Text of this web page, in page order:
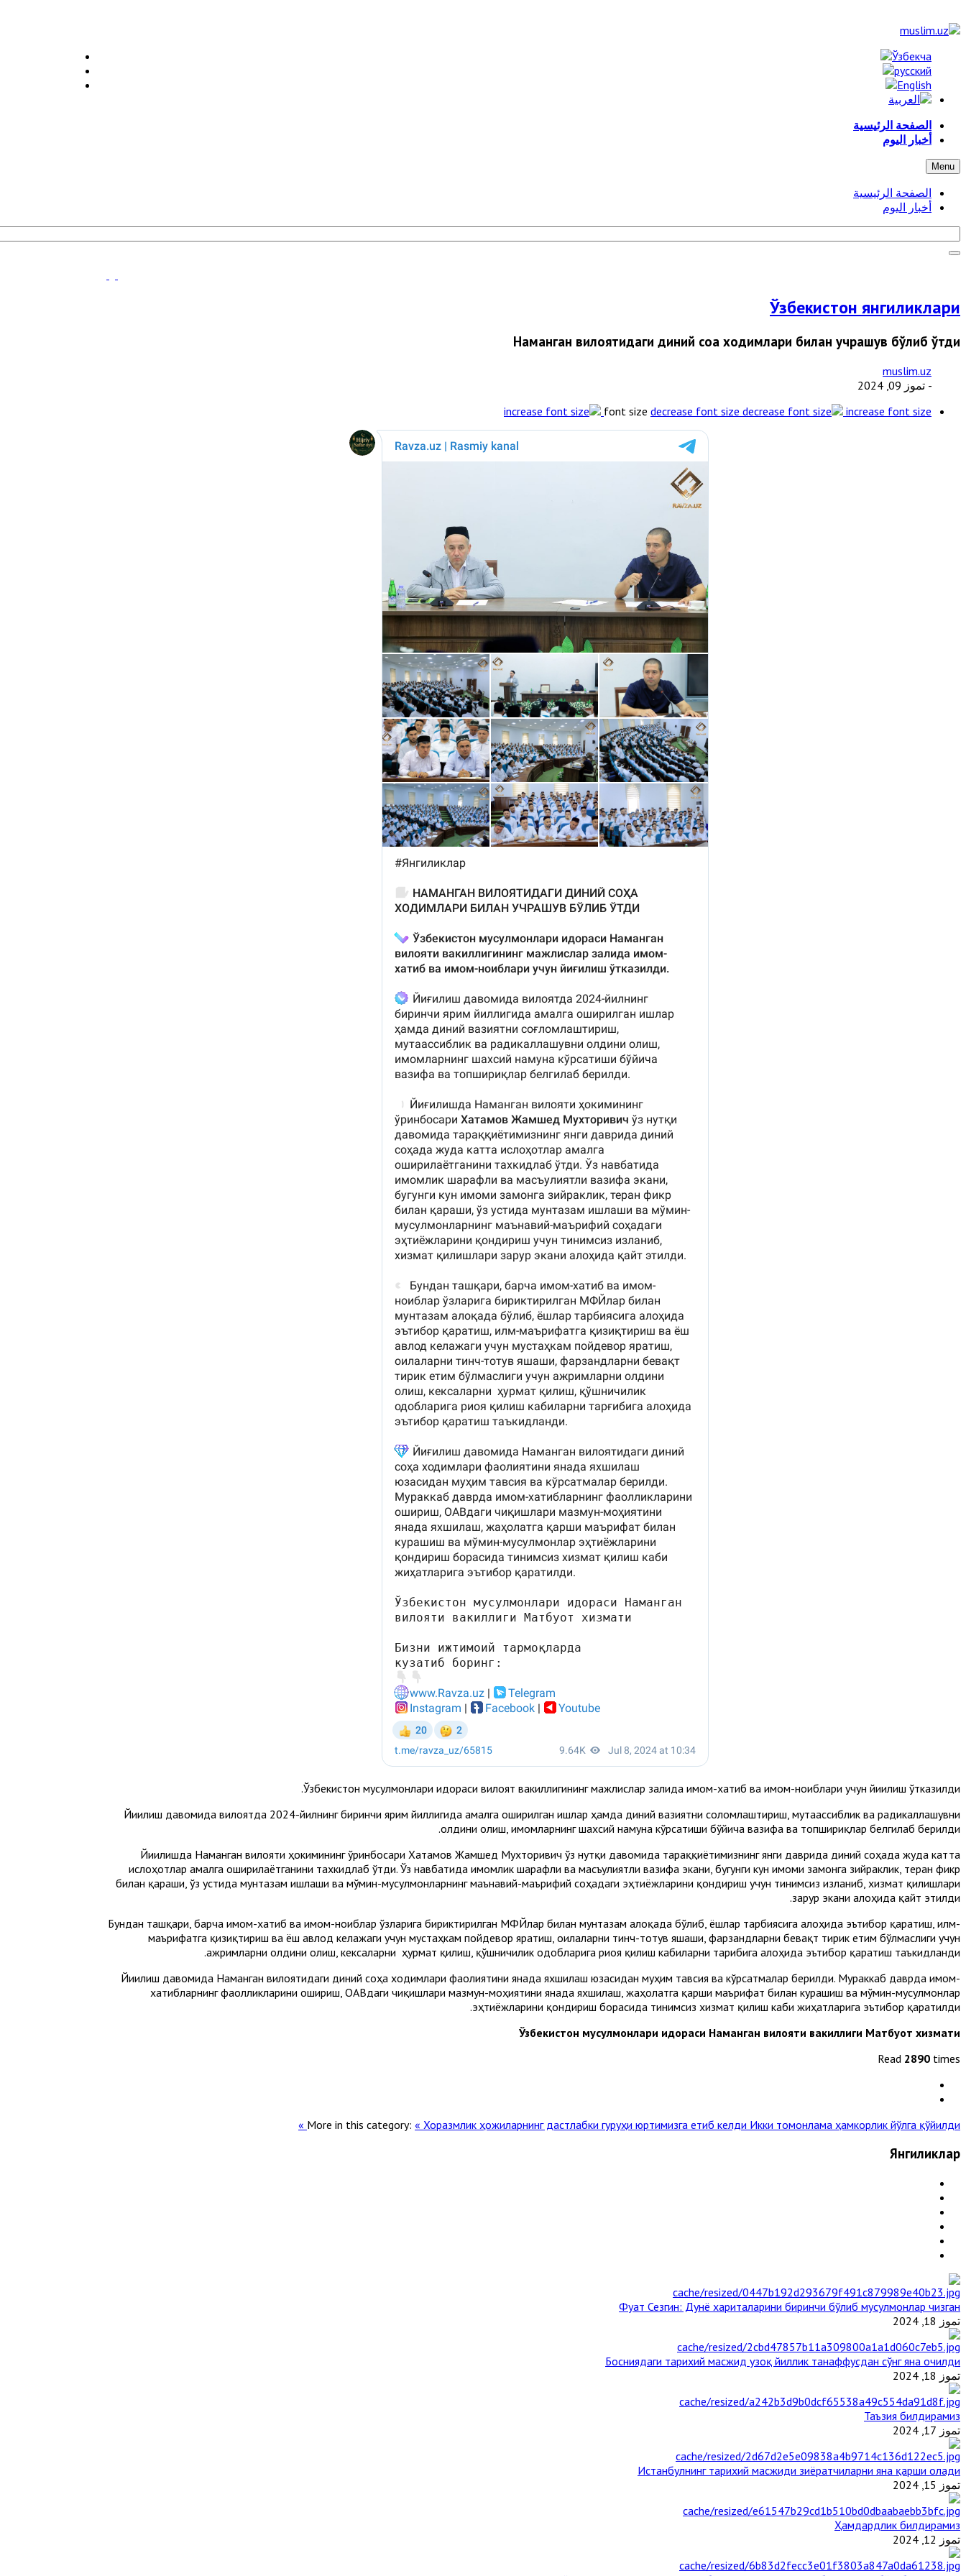
الصفحة الرئيسية
أخبار اليوم
Menu
الصفحة الرئيسية
أخبار اليوم
Ўзбекистон янгиликлари
Наманган вилоятидаги диний соҳа ходимлари билан учрашув бўлиб ўтди
muslim.uz
- تموز 09, 2024
font size decrease font size increase font size
Ўзбекистон мусулмонлари идораси вилоят вакиллигининг мажлислар залида имом-хатиб ва имом-ноиблари учун йиғилиш ўтказилди.
Йиғилиш давомида вилоятда 2024-йилнинг биринчи ярим йиллигида амалга оширилган ишлар ҳамда диний вазиятни соғломлаштириш, мутаассиблик ва радикаллашувни
олдини олиш, имомларнинг шахсий намуна кўрсатиши бўйича вазифа ва топшириқлар белгилаб берилди.
Йиғилишда Наманган вилояти ҳокимининг ўринбосари Хатамов Жамшед Мухторивич ўз нутқи давомида тараққиётимизнинг янги даврида диний соҳада жуда катта
ислоҳотлар амалга оширилаётганини тахкидлаб ўтди. Ўз навбатида имомлик шарафли ва масъулиятли вазифа экани, бугунги кун имоми замонга зийраклик, теран фикр
билан қараши, ўз устида мунтазам ишлаши ва мўмин-мусулмонларнинг маънавий-маърифий соҳадаги эҳтиёжларини қондириш учун тинимсиз изланиб, хизмат қилишлари
зарур экани алоҳида қайт этилди.
Бундан ташқари, барча имом-хатиб ва имом-ноиблар ўзларига бириктирилган МФЙлар билан мунтазам алоқада бўлиб, ёшлар тарбиясига алоҳида эътибор қаратиш, илм-
маърифатга қизиқтириш ва ёш авлод келажаги учун мустаҳкам пойдевор яратиш, оилаларни тинч-тотув яшаши, фарзандларни бевақт тирик етим бўлмаслиги учун
ажримларни олдини олиш, кексаларни ҳурмат қилиш, қўшничилик одобларига риоя қилиш кабиларни тарғибига алоҳида эътибор қаратиш таъкидланди.
Йиғилиш давомида Наманган вилоятидаги диний соҳа ходимлари фаолиятини янада яхшилаш юзасидан муҳим тавсия ва кўрсатмалар берилди. Мураккаб даврда имом-
хатибларнинг фаолликларини ошириш, ОАВдаги чиқишлари мазмун-моҳиятини янада яхшилаш, жаҳолатга қарши маърифат билан курашиш ва мўмин-мусулмонлар
эҳтиёжларини қондириш борасида тинимсиз хизмат қилиш каби жиҳатларига эътибор қаратилди.
Ўзбекистон мусулмонлари идораси Наманган вилояти вакиллиги Матбуот хизмати
Read 2890 times
More in this category: « Хоразмлик ҳожиларнинг дастлабки гуруҳи юртимизга етиб келди Икки томонлама ҳамкорлик йўлга қўйилди »
Янгиликлар
Фуат Сезгин: Дунё хариталарини биринчи бўлиб мусулмонлар чизган
تموز 18, 2024
Босниядаги тарихий масжид узоқ йиллик танаффусдан сўнг яна очилди
تموز 18, 2024
Таъзия билдирамиз
تموز 17, 2024
Истанбулнинг тарихий масжиди зиёратчиларни яна қарши олади
تموز 15, 2024
Ҳамдардлик билдирамиз
تموز 12, 2024